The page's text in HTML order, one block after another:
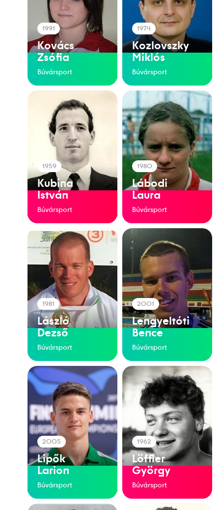
1991
Kovács
Zsófia
Búvársport
1974
Kozlovszky
Miklós
Búvársport
1959
Kubina
István
Búvársport
1980
Lábodi
Laura
Búvársport
1981
László
Dezső
Búvársport
2001
Lengyeltóti
Bence
Búvársport
2005
Lipők
Larion
Búvársport
1962
Löffler
György
Búvársport